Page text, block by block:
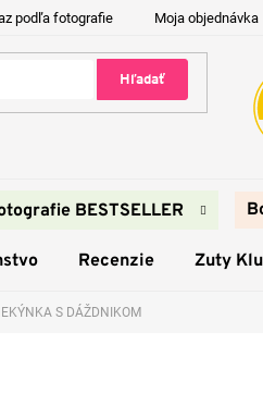
podľa fotografie Moja objednávka
Hľadať
BESTSELLER
Recenzie Zuty
S DÁŽDNIKOM